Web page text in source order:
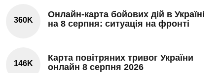
360K
Онлайн-карта бойових дій в Україні
на 8 серпня: ситуація на фронті
146K
Карта повітряних тривог України
онлайн 8 серпня 2026